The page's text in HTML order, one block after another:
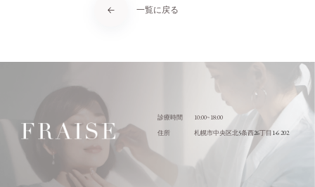
一覧に戻る
診療時間 10:00~18:00
住所 札幌市中央区北5条西26丁目 1-6 202